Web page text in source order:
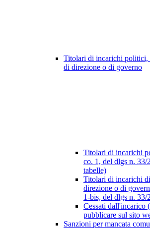
Titolari di incarichi politici,
di direzione o di governo
Titolari di incarichi
co. 1, del dlgs n. 33/
tabelle)
Titolari di incarichi
direzione o di
1-bis, del dlgs n. 33/
Cessati dall'incarico
pubblicare sul sito
Sanzioni per mancata